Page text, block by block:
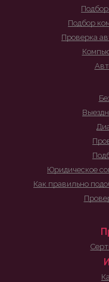
Подбор
Проверка
Юридическое
Как правильно